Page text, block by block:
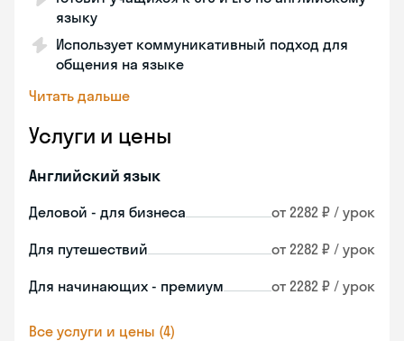
языку
Использует коммуникативный подход для
общения на языке
Читать дальше
Услуги и цены
Английский язык
Деловой - для бизнеса от 2282 ₽ / урок
Для путешествий от 2282 ₽ / урок
Для начинающих - премиум от 2282 ₽ / урок
Все услуги и цены (4)